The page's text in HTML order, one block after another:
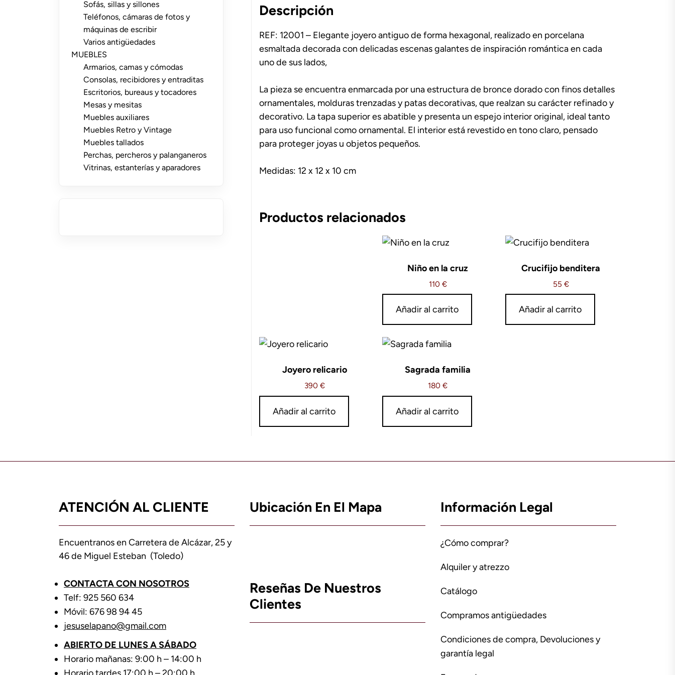
Descripción
REF: 12001 – Elegante joyero antiguo de forma hexagonal, realizado en porcelana
esmaltada decorada con delicadas escenas galantes de inspiración romántica en cada
uno de sus lados,
La pieza se encuentra enmarcada por una estructura de bronce dorado con finos detalles
ornamentales, molduras trenzadas y patas decorativas, que realzan su carácter refinado y
decorativo. La tapa superior es abatible y presenta un espejo interior original, ideal tanto
para uso funcional como ornamental. El interior está revestido en tono claro, pensado
para proteger joyas u objetos pequeños.
Medidas: 12 x 12 x 10 cm
Productos relacionados
Niño en la cruz
110 €
Añadir al carrito
Crucifijo benditera
55 €
Añadir al carrito
Joyero relicario
390 €
Añadir al carrito
Sagrada familia
180 €
Añadir al carrito
Sofás, sillas y sillones
Teléfonos, cámaras de fotos y
máquinas de escribir
Varios antigüedades
MUEBLES
Armarios, camas y cómodas
Consolas, recibidores y entraditas
Escritorios, bureaus y tocadores
Mesas y mesitas
Muebles auxiliares
Muebles Retro y Vintage
Muebles tallados
Perchas, percheros y palanganeros
Vitrinas, estanterías y aparadores
ATENCIÓN AL CLIENTE
Encuentranos en Carretera de Alcázar, 25 y
46 de Miguel Esteban (Toledo)
CONTACTA CON NOSOTROS
Telf: 925 560 634
Móvil: 676 98 94 45
jesuselapano@gmail.com
ABIERTO DE LUNES A SÁBADO
Horario mañanas: 9:00 h – 14:00 h
Ubicación En El Mapa
Reseñas De Nuestros
Clientes
Información Legal
¿Cómo comprar?
Alquiler y atrezzo
Catálogo
Compramos antigüedades
Condiciones de compra, Devoluciones y
garantía legal